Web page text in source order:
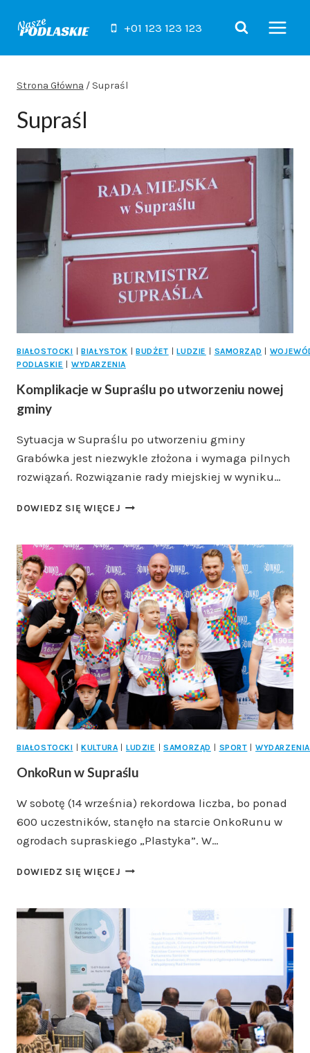
+01 123 123 123
Strona Główna / Supraśl
Supraśl
BIAŁOSTOCKI BIAŁYSTOK BUDŻET LUDZIE SAMORZĄD
PODLASKIE
WYDARZENIA
Komplikacje w Supraślu po utworzeniu nowej
gminy
Sytuacja w Supraślu po utworzeniu gminy
Grabówka jest niezwykle złożona i wymaga pilnych
rozwiązań. Rozwiązanie rady miejskiej w wyniku…
DOWIEDZ SIĘ WIĘCEJ KOMPLIKACJE
PO
UTWORZENIU
NOWEJ
GMINY
BIAŁOSTOCKI | KULTURA | LUDZIE | SAMORZĄD | SPORT | WYDARZENIA
OnkoRun w Supraślu
W sobotę (14 września) rekordowa liczba, bo ponad
600 uczestników, stanęło na starcie OnkoRunu w
ogrodach supraskiego „Plastyka”. W…
DOWIEDZ SIĘ WIĘCEJ ONKORUN